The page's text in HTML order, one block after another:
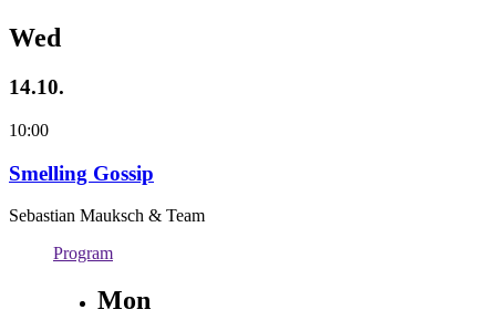
Wed
14.10.
10:00
Smelling Gossip
Sebastian Mauksch & Team
Program
Mon